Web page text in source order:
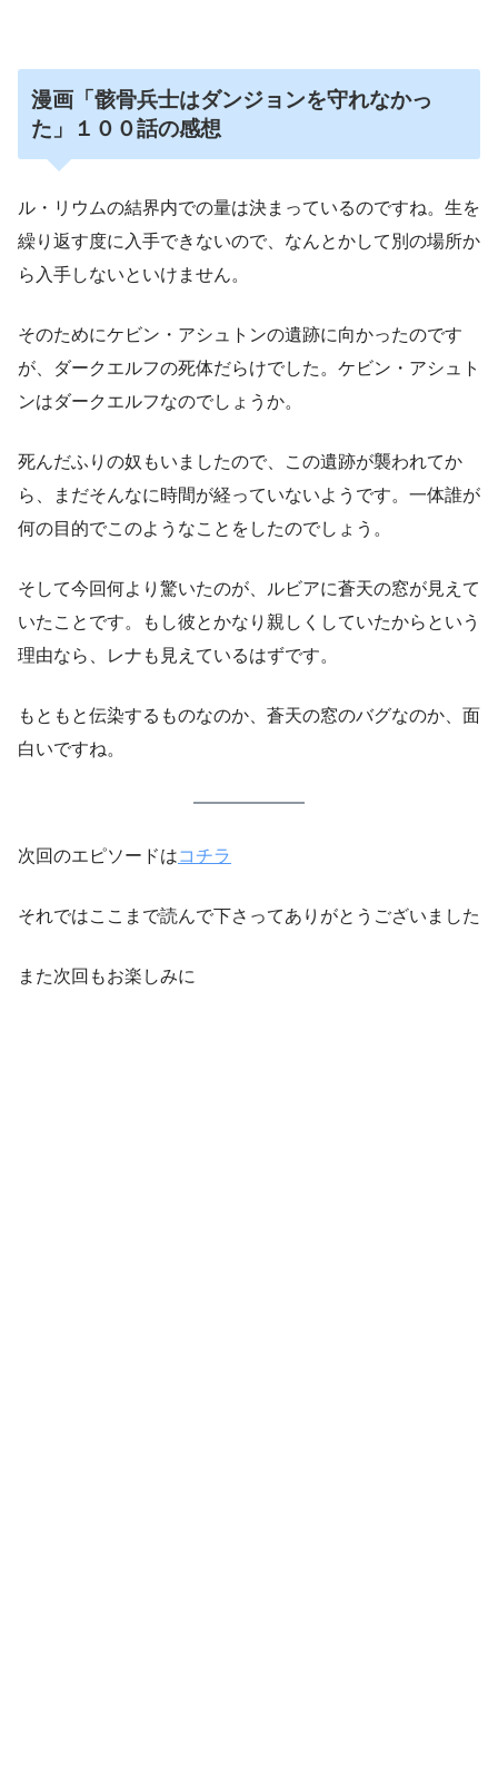
漫画「骸骨兵士はダンジョンを守れなかっ
た」１００話の感想
ル・リウムの結界内での量は決まっているのですね。生を
繰り返す度に入手できないので、なんとかして別の場所か
ら入手しないといけません。
そのためにケビン・アシュトンの遺跡に向かったのです
が、ダークエルフの死体だらけでした。ケビン・アシュト
ンはダークエルフなのでしょうか。
死んだふりの奴もいましたので、この遺跡が襲われてか
ら、まだそんなに時間が経っていないようです。一体誰が
何の目的でこのようなことをしたのでしょう。
そして今回何より驚いたのが、ルビアに蒼天の窓が見えて
いたことです。もし彼とかなり親しくしていたからという
理由なら、レナも見えているはずです。
もともと伝染するものなのか、蒼天の窓のバグなのか、面
白いですね。
次回のエピソードはコチラ
それではここまで読んで下さってありがとうございました
また次回もお楽しみに